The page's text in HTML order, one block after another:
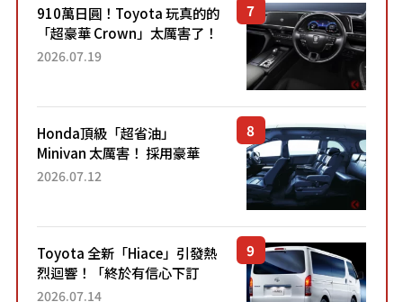
910萬日圓！Toyota 玩真的的
「超豪華 Crown」太厲害了！
採用由「匠人技藝」打造的
2026.07.19
Honda頂級「超省油」
Minivan 太厲害！ 採用豪華
「真皮座椅」與專屬「黑色內
「三...
2026.07.12
Toyota 全新「Hiace」引發熱
烈迴響！「終於有信心下訂
了！」「哪個等級交車最
2026.07.14